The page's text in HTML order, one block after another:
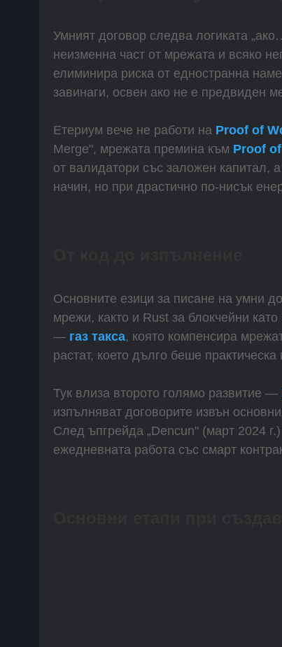
Умният договор следва логиката
неизменна част от мрежата и всяко
елиминира риска от едностранна
завинаги, освен ако не е предвиден
Етериум вече не работи на Proof of
Merge", мрежата премина към Proof
от валидатори със заложен капитал,
начин, но при драстично по-нисък
Основните езици за писане на умни
мрежи, както и Rust за блокчейни
— газ такса, която компенсира
растат, което дълго беше
Тук влиза второто голямо развитие —
изпълняват договорите извън
След ъпгрейда „Dencun" (март 2024
ежедневната работа със смарт